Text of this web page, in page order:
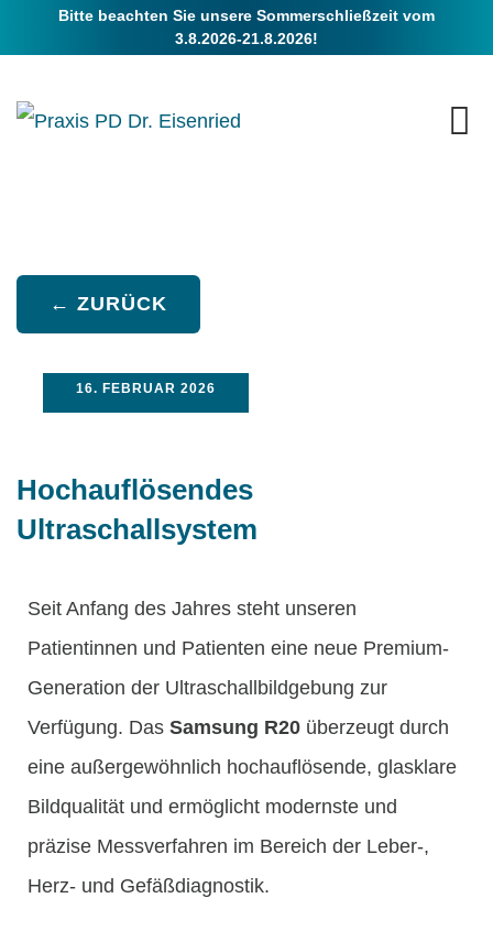
Bitte beachten Sie unsere Sommerschließzeit vom
3.8.2026-21.8.2026!
← ZURÜCK
16. FEBRUAR 2026
Hochauflösendes
Ultraschallsystem
Seit Anfang des Jahres steht unseren
Patientinnen und Patienten eine neue Premium-
Generation der Ultraschallbildgebung zur
Verfügung. Das Samsung R20 überzeugt durch
eine außergewöhnlich hochauflösende, glasklare
Bildqualität und ermöglicht modernste und
präzise Messverfahren im Bereich der Leber-,
Herz- und Gefäßdiagnostik.